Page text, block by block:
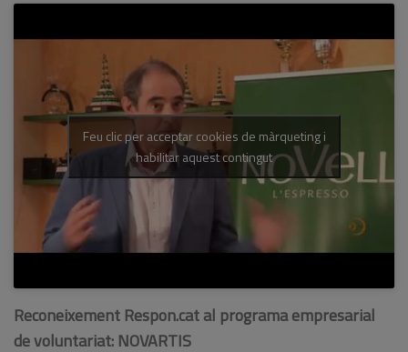
Feu clic per acceptar cookies de màrqueting i
habilitar aquest contingut
Reconeixement Respon.cat al programa empresarial
de voluntariat: NOVARTIS